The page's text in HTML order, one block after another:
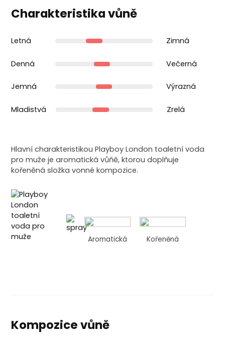
Charakteristika vůně
Letná Zimná
Denná Večerná
Jemná Výrazná
Mladistvá Zrelá
Hlavní charakteristikou Playboy London toaletní voda
pro muže je aromatická vůňě, ktorou doplňuje
kořeněná složka vonné kompozice.
Aromatická Kořeněná
Kompozice vůně